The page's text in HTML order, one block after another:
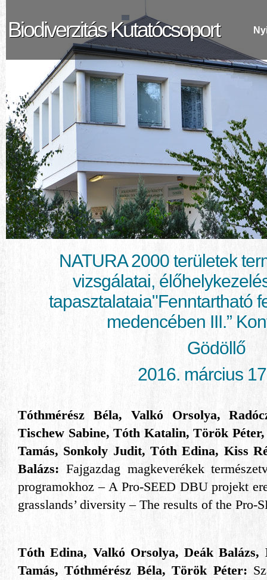
Biodiverzitás Kutatócsoport
NATURA 2000 területek
vizsgálatai,
tapasztalataia"Fenntartható
medencében III.”
Gödöllő
2016. március
Tóthmérész Béla, Valkó Orsolya,
Tischew Sabine, Tóth Katalin, Török
Tamás, Sonkoly Judit, Tóth Edina, Kiss
Balázs: Fajgazdag magkeverékek
programokhoz – A Pro-SEED DBU projekt
grasslands’ diversity – The results of the
Tóth Edina, Valkó Orsolya, Deák Balázs,
Tamás, Tóthmérész Béla, Török Péter: